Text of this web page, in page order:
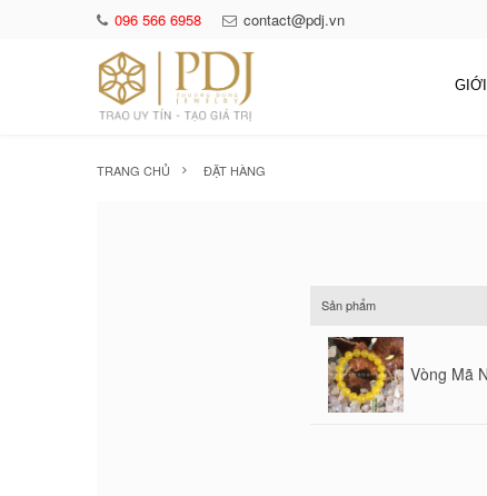
096 566 6958 contact@pdj.vn
TRANG CHỦ ĐẶT HÀNG
Sản phẩm
Vòng Mã